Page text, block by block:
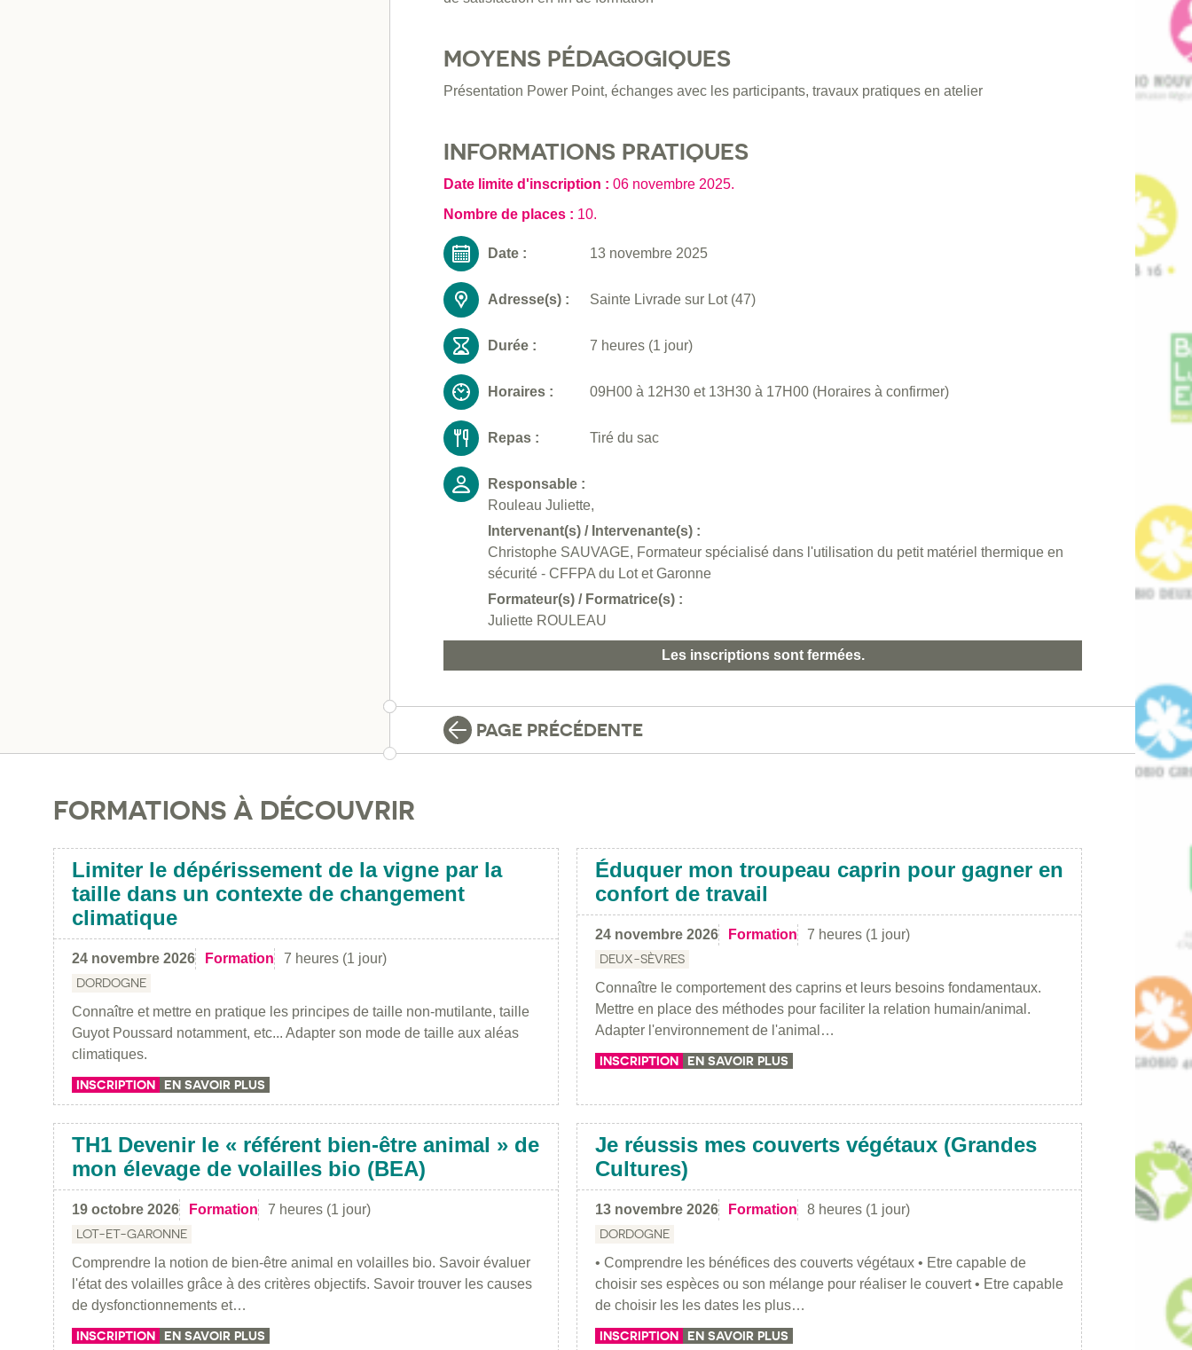
MOYENS PÉDAGOGIQUES
Présentation Power Point, échanges avec les participants, travaux pratiques en atelier
INFORMATIONS PRATIQUES
Date limite d'inscription : 06 novembre 2025.
Nombre de places : 10.
Date : 13 novembre 2025
Adresse(s) : Sainte Livrade sur Lot (47)
Durée : 7 heures (1 jour)
Horaires : 09H00 à 12H30 et 13H30 à 17H00 (Horaires à confirmer)
Repas : Tiré du sac
Responsable :
Rouleau Juliette,
Intervenant(s) / Intervenante(s) :
Christophe SAUVAGE, Formateur spécialisé dans l'utilisation du petit matériel thermique en
sécurité - CFFPA du Lot et Garonne
Formateur(s) / Formatrice(s) :
Juliette ROULEAU
Les inscriptions sont fermées.
PAGE PRÉCÉDENTE
FORMATIONS À DÉCOUVRIR
Limiter le dépérissement de la vigne par la
taille dans un contexte de changement
climatique
24 novembre 2026 Formation 7 heures (1 jour)
DORDOGNE
Connaître et mettre en pratique les principes de taille non-mutilante, taille
Guyot Poussard notamment, etc... Adapter son mode de taille aux aléas
climatiques.
INSCRIPTION EN SAVOIR PLUS
Éduquer mon troupeau caprin pour gagner en
confort de travail
24 novembre 2026 Formation 7 heures (1 jour)
DEUX-SÈVRES
Connaître le comportement des caprins et leurs besoins fondamentaux.
Mettre en place des méthodes pour faciliter la relation humain/animal.
Adapter l'environnement de l'animal…
INSCRIPTION EN SAVOIR PLUS
TH1 Devenir le « référent bien-être animal » de
mon élevage de volailles bio (BEA)
19 octobre 2026 Formation 7 heures (1 jour)
LOT-ET-GARONNE
Comprendre la notion de bien-être animal en volailles bio. Savoir évaluer
l'état des volailles grâce à des critères objectifs. Savoir trouver les causes
de dysfonctionnements et…
INSCRIPTION EN SAVOIR PLUS
Je réussis mes couverts végétaux (Grandes
Cultures)
13 novembre 2026 Formation 8 heures (1 jour)
DORDOGNE
• Comprendre les bénéfices des couverts végétaux • Etre capable de
choisir ses espèces ou son mélange pour réaliser le couvert • Etre capable
de choisir les les dates les plus…
INSCRIPTION EN SAVOIR PLUS